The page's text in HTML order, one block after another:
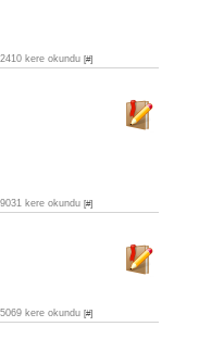
kere okundu [#]
kere okundu [#]
kere okundu [#]